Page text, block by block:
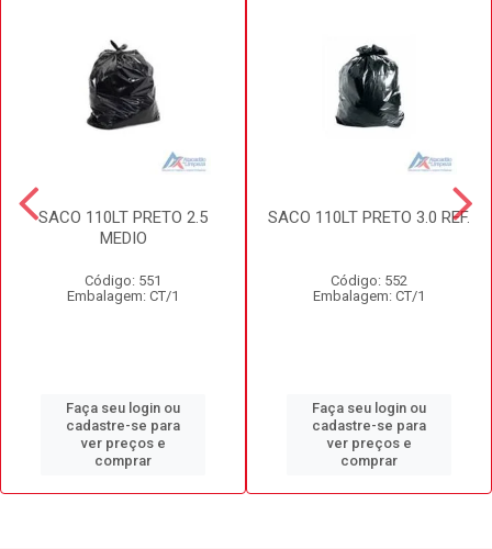
SACO 110LT PRETO 2.5
MEDIO
Código: 551
Embalagem: CT/1
Faça seu login ou
cadastre-se para
ver preços e
comprar
SACO 110LT PRETO 3.0 REF.
Código: 552
Embalagem: CT/1
Faça seu login ou
cadastre-se para
ver preços e
comprar